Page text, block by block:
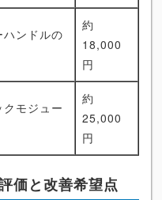
ハンドルの
約
18,000
円
クモジュー
約
25,000
円
価と改善希望点